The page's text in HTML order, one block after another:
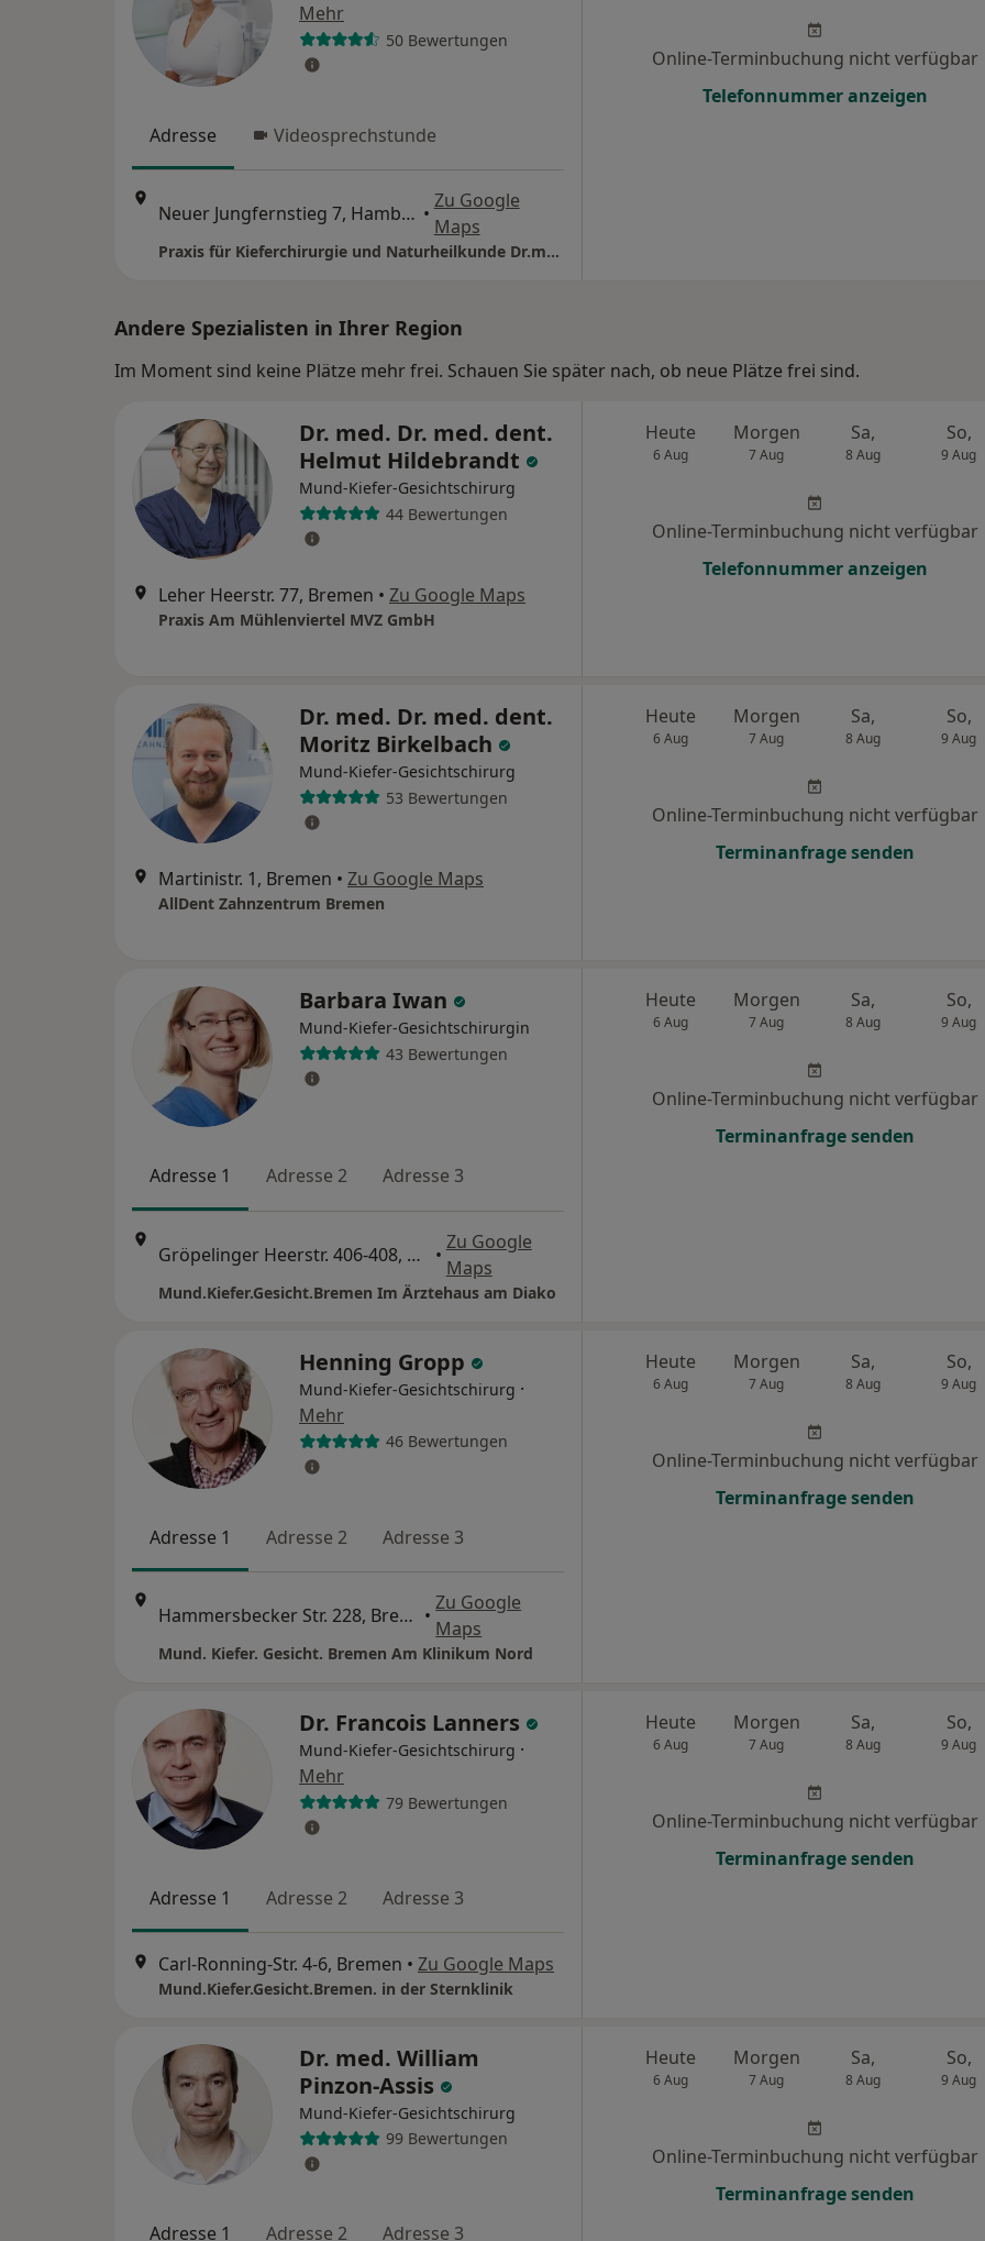
Mehr
50 Bewertungen
Adresse Videosprechstunde
Neuer Jungfernstieg 7, Hamburg •
Zu Google
Maps
Praxis für Kieferchirurgie und Naturheilkunde Dr.med. Babette Klein Fachärztin für MKG - Chirurgie
Online-Terminbuchung nicht verfügbar
Telefonnummer anzeigen
Andere Spezialisten in Ihrer Region
Im Moment sind keine Plätze mehr frei. Schauen Sie später nach, ob neue Plätze frei sind.
Dr. med. Dr. med. dent.
Helmut Hildebrandt
Mund-Kiefer-Gesichtschirurg
44 Bewertungen
Leher Heerstr. 77, Bremen • Zu Google Maps
Praxis Am Mühlenviertel MVZ GmbH
Heute
6 Aug
Morgen
7 Aug
Sa,
8 Aug
So,
9 Aug
Online-Terminbuchung nicht verfügbar
Telefonnummer anzeigen
Dr. med. Dr. med. dent.
Moritz Birkelbach
Mund-Kiefer-Gesichtschirurg
53 Bewertungen
Martinistr. 1, Bremen • Zu Google Maps
AllDent Zahnzentrum Bremen
Heute
6 Aug
Morgen
7 Aug
Sa,
8 Aug
So,
9 Aug
Online-Terminbuchung nicht verfügbar
Terminanfrage senden
Barbara Iwan
Mund-Kiefer-Gesichtschirurgin
43 Bewertungen
Adresse 1 Adresse 2 Adresse 3
Gröpelinger Heerstr. 406-408, Bremen •
Zu Google
Maps
Mund.Kiefer.Gesicht.Bremen Im Ärztehaus am Diako
Heute
6 Aug
Morgen
7 Aug
Sa,
8 Aug
So,
9 Aug
Online-Terminbuchung nicht verfügbar
Terminanfrage senden
Henning Gropp
Mund-Kiefer-Gesichtschirurg ·
Mehr
46 Bewertungen
Adresse 1 Adresse 2 Adresse 3
Hammersbecker Str. 228, Bremen •
Zu Google
Maps
Mund. Kiefer. Gesicht. Bremen Am Klinikum Nord
Heute
6 Aug
Morgen
7 Aug
Sa,
8 Aug
So,
9 Aug
Online-Terminbuchung nicht verfügbar
Terminanfrage senden
Dr. Francois Lanners
Mund-Kiefer-Gesichtschirurg ·
Mehr
79 Bewertungen
Adresse 1 Adresse 2 Adresse 3
Carl-Ronning-Str. 4-6, Bremen • Zu Google Maps
Mund.Kiefer.Gesicht.Bremen. in der Sternklinik
Heute
6 Aug
Morgen
7 Aug
Sa,
8 Aug
So,
9 Aug
Online-Terminbuchung nicht verfügbar
Terminanfrage senden
Dr. med. William
Pinzon-Assis
Mund-Kiefer-Gesichtschirurg
99 Bewertungen
Adresse 1 Adresse 2 Adresse 3
Heute
6 Aug
Morgen
7 Aug
Sa,
8 Aug
So,
9 Aug
Online-Terminbuchung nicht verfügbar
Terminanfrage senden